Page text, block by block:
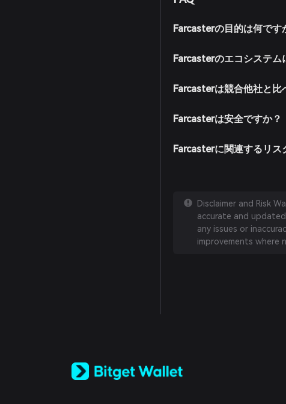
Farcasterの目的は何です
Farcasterのエコシステム
Farcasterは競合他社と比
Farcasterは安全ですか？
Farcasterに関連するリス
Disclaimer and Risk
accurate and
any issues or
improvements where
Español (Latinoamérica)